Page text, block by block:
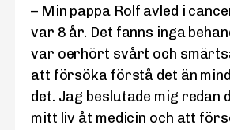
– Min pappa Rolf avled i
var 8 år. Det fanns inga
var oerhört svårt och
att försöka förstå det än
det. Jag beslutade mig redan
mitt liv åt medicin och att